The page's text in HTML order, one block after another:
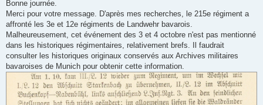
s
a
g
Bonne journée.
Merci pour votre message. D'après mes recherches, le 215e régiment a
affronté les 3e et 12e régiments de Landwehr bavarois.
Malheureusement, cet événement des 3 et 4 octobre n'est pas mentionné
dans les historiques régimentaires, relativement brefs. Il faudrait
consulter les historiques originaux conservés aux Archives militaires
bavaroises de Munich pour obtenir cette information.